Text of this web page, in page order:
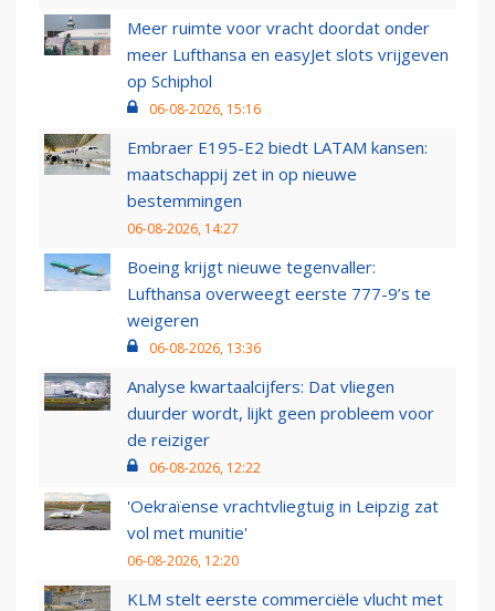
Meer ruimte voor vracht doordat onder
meer Lufthansa en easyJet slots vrijgeven
op Schiphol
06-08-2026, 15:16
Embraer E195-E2 biedt LATAM kansen:
maatschappij zet in op nieuwe
bestemmingen
06-08-2026, 14:27
Boeing krijgt nieuwe tegenvaller:
Lufthansa overweegt eerste 777-9’s te
weigeren
06-08-2026, 13:36
Analyse kwartaalcijfers: Dat vliegen
duurder wordt, lijkt geen probleem voor
de reiziger
06-08-2026, 12:22
'Oekraïense vrachtvliegtuig in Leipzig zat
vol met munitie'
06-08-2026, 12:20
KLM stelt eerste commerciële vlucht met